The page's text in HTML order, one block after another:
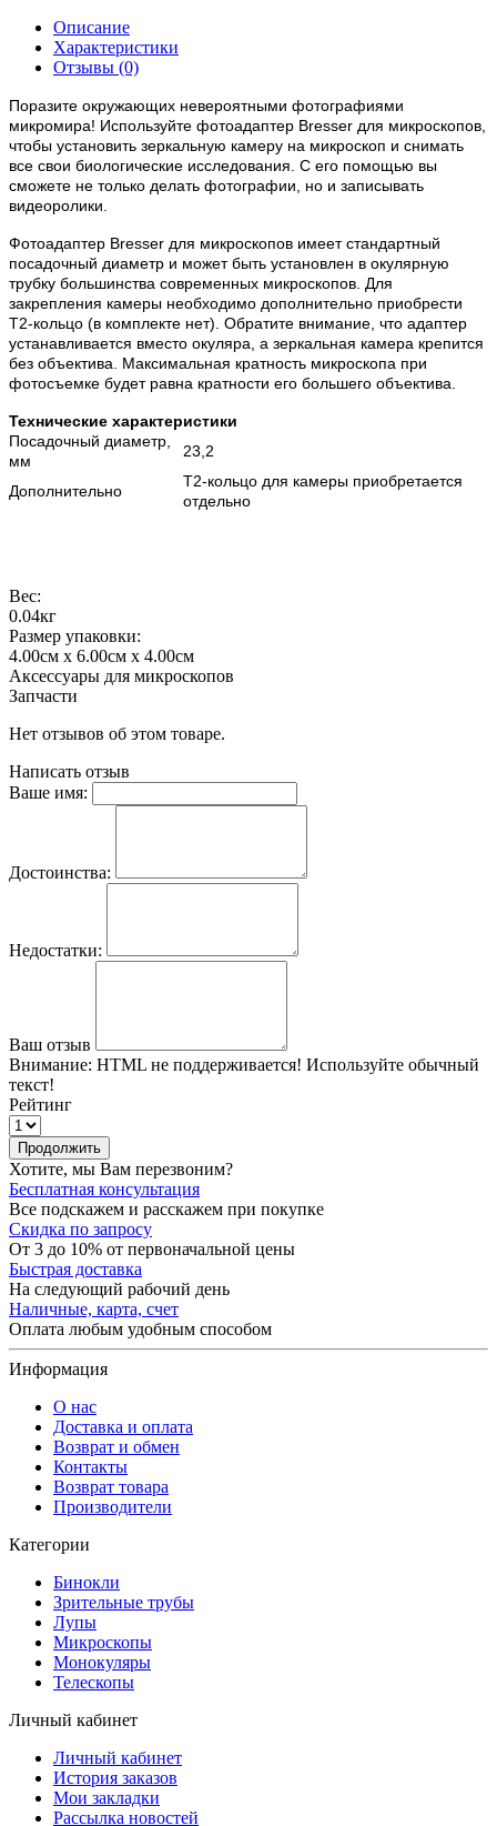
Описание
Характеристики
Отзывы (0)
Поразите окружающих невероятными фотографиями
микромира! Используйте фотоадаптер Bresser для микроскопов,
чтобы установить зеркальную камеру на микроскоп и снимать
все свои биологические исследования. С его помощью вы
сможете не только делать фотографии, но и записывать
видеоролики.
Фотоадаптер Bresser для микроскопов имеет стандартный
посадочный диаметр и может быть установлен в окулярную
трубку большинства современных микроскопов. Для
закрепления камеры необходимо дополнительно приобрести
Т2-кольцо (в комплекте нет). Обратите внимание, что адаптер
устанавливается вместо окуляра, а зеркальная камера крепится
без объектива. Максимальная кратность микроскопа при
фотосъемке будет равна кратности его большего объектива.
Технические характеристики
Посадочный диаметр,
мм
23,2
Дополнительно
T2-кольцо для камеры приобретается
отдельно
Вес:
0.04кг
Размер упаковки:
4.00см x 6.00см x 4.00см
Аксессуары для микроскопов
Запчасти
Нет отзывов об этом товаре.
Написать отзыв
Ваше имя:
Достоинства:
Недостатки:
Ваш отзыв
Внимание: HTML не поддерживается! Используйте обычный
текст!
Рейтинг
Продолжить
Хотите, мы Вам перезвоним?
Бесплатная консультация
Все подскажем и расскажем при покупке
Скидка по запросу
От 3 до 10% от первоначальной цены
Быстрая доставка
На следующий рабочий день
Наличные, карта, счет
Оплата любым удобным способом
Информация
О нас
Доставка и оплата
Возврат и обмен
Контакты
Возврат товара
Производители
Категории
Бинокли
Зрительные трубы
Лупы
Микроскопы
Монокуляры
Телескопы
Личный кабинет
Личный кабинет
История заказов
Мои закладки
Рассылка новостей